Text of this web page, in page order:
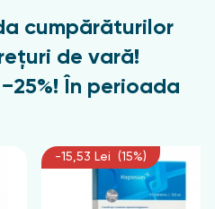
cumpărăturilor
de vară!
În perioada
-15,53 Lei (15%)